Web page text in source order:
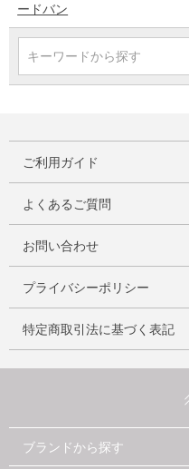
ードバン
キーワードから探す
ご利用ガイド
よくあるご質問
お問い合わせ
プライバシーポリシー
特定商取引法に基づく表記
ブランドから探す